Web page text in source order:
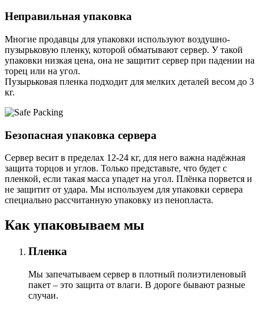
Неправильная упаковка
Многие продавцы для упаковки используют воздушно-
пузырьковую пленку, которой обматывают сервер. У такой
упаковки низкая цена, она не защитит сервер при падении на
торец или на угол.
Пузырьковая пленка подходит для мелких деталей весом до 3
кг.
Безопасная упаковка сервера
Сервер весит в пределах 12-24 кг, для него важна надёжная
защита торцов и углов. Только представьте, что будет с
пленкой, если такая масса упадет на угол. Плёнка порвется и
не защитит от удара. Мы используем для упаковки сервера
специально расcчитанную упаковку из пенопласта.
Как упаковываем мы
Пленка
Мы запечатываем сервер в плотный полиэтиленовый
пакет – это защита от влаги. В дороге бывают разные
случаи.